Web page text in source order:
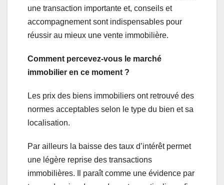
une transaction importante et, conseils et
accompagnement sont indispensables pour
réussir au mieux une vente immobilière.
Comment percevez-vous le marché
immobilier en ce moment ?
Les prix des biens immobiliers ont retrouvé des
normes acceptables selon le type du bien et sa
localisation.
Par ailleurs la baisse des taux d’intérêt permet
une légère reprise des transactions
immobilières. Il paraît comme une évidence par